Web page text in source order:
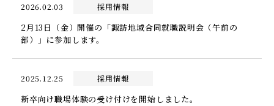
2026.02.03 採用情報
2月13日（金）開催の「諏訪地域合同就職説明会（午前の
部）」に参加します。
2025.12.25 採用情報
新卒向け職場体験の受け付けを開始しました。